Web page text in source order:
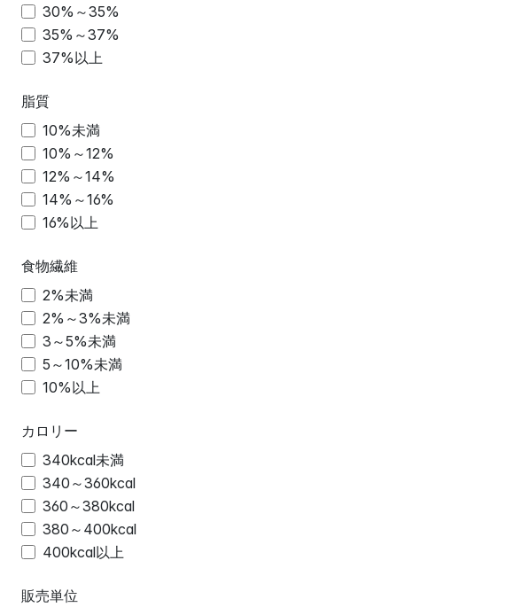
30%～35%
35%～37%
37%以上
脂質
10%未満
10%～12%
12%～14%
14%～16%
16%以上
食物繊維
2%未満
2%～3%未満
3～5%未満
5～10%未満
10%以上
カロリー
340kcal未満
340～360kcal
360～380kcal
380～400kcal
400kcal以上
販売単位